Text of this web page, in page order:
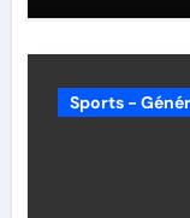
Sports -